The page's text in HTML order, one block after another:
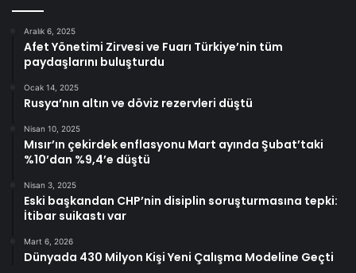
Aralık 6, 2025
Afet Yönetimi Zirvesi ve Fuarı Türkiye’nin tüm
paydaşlarını buluşturdu
Ocak 14, 2025
Rusya’nın altın ve döviz rezervleri düştü
Nisan 10, 2025
Mısır’ın çekirdek enflasyonu Mart ayında Şubat’taki
%10’dan %9,4’e düştü
Nisan 3, 2025
Eski başkandan CHP’nin disiplin soruşturmasına tepki:
İtibar suikastı var
Mart 6, 2026
Dünyada 430 Milyon Kişi Yeni Çalışma Modeline Geçti